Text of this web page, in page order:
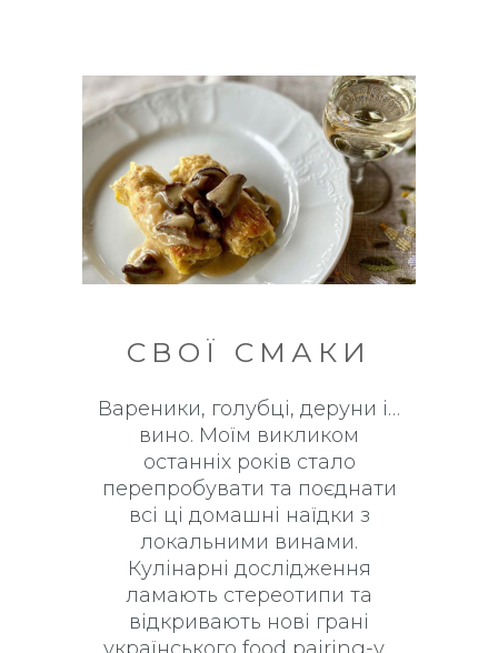
СВОЇ СМАКИ
Вареники, голубці, деруни і…
вино. Моїм викликом
останніх років стало
перепробувати та поєднати
всі ці домашні наїдки з
локальними винами.
Кулінарні дослідження
ламають стереотипи та
відкривають нові грані